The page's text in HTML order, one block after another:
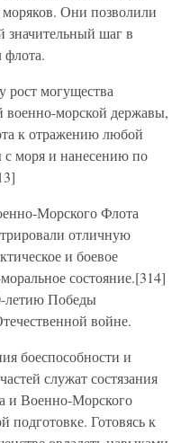
моряков. Они позволили
значительный шаг в
могущества
военно-морской державы,
к отражению любой
с моря и нанесению по
Морского Флота
отличную
и боевое
состояние.[314]
летию Победы
войне.
боеспособности и
служат состязания
и Военно-Морского
подготовке. Готовясь к